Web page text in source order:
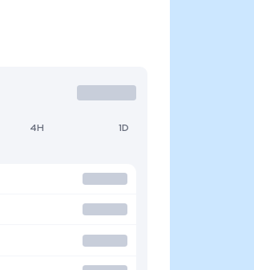
4H 1D